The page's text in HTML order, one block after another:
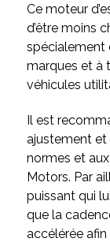
Ce moteur
d’être moins
spécialement
marques et à
véhicules
Il est
ajustement
normes et
Motors. Par
puissant qui
que la
accélérée